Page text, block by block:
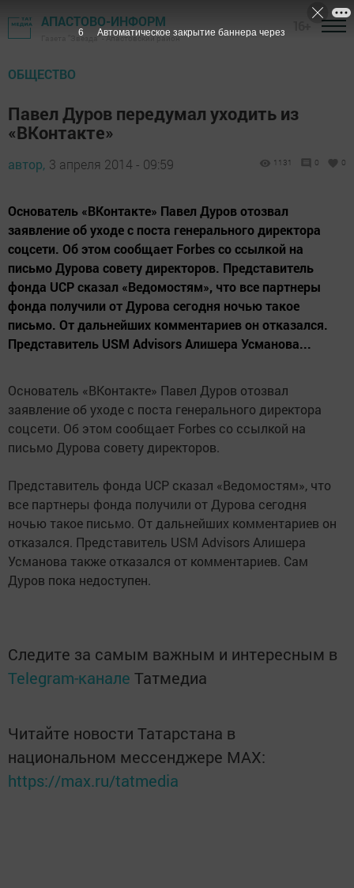
АПАСТОВО-ИНФОРМ
Газета "Звезда" - Апастовский район
ОБЩЕСТВО
Павел Дуров передумал уходить из
«ВКонтакте»
автор, 3 апреля 2014 - 09:59 1131 0 0
Основатель «ВКонтакте» Павел Дуров отозвал
заявление об уходе с поста генерального директора
соцсети. Об этом сообщает Forbes со ссылкой на
письмо Дурова совету директоров. Представитель
фонда UCP сказал «Ведомостям», что все партнеры
фонда получили от Дурова сегодня ночью такое
письмо. От дальнейших комментариев он отказался.
Представитель USM Advisors Алишера Усманова...
Основатель «ВКонтакте» Павел Дуров отозвал
заявление об уходе с поста генерального директора
соцсети. Об этом сообщает Forbes со ссылкой на
письмо Дурова совету директоров.
Представитель фонда UCP сказал «Ведомостям», что
все партнеры фонда получили от Дурова сегодня
ночью такое письмо. От дальнейших комментариев он
отказался. Представитель USM Advisors Алишера
Усманова также отказался от комментариев. Сам
Дуров пока недоступен.
Следите за самым важным и интересным в
Telegram-канале Татмедиа
Читайте новости Татарстана в
национальном мессенджере MАХ:
https://max.ru/tatmedia
5 Автоматическое закрытие баннера через